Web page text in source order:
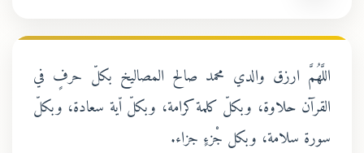
اللَّهُمَّ ارزق والدي محمد صالح المصاليخ بكلّ حرفٍ في
القرآن حلاوة، وبكلّ كلمة كرامة، وبكلّ اّية سعادة، وبكلّ
سورة سلامة، وبكل جْزءٍ جزاء.